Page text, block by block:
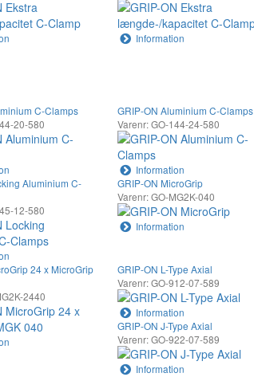
Information
C-Clamps
20-580
GRIP-ON Aluminium C-Clamps
Varenr: GO-144-24-580
Information
Aluminium C-
12-580
GRIP-ON MicroGrip
Varenr: GO-MG2K-040
Information
24 x MicroGrip
2440
GRIP-ON L-Type Axial
Varenr: GO-912-07-589
Information
GRIP-ON J-Type Axial
Varenr: GO-922-07-589
Information